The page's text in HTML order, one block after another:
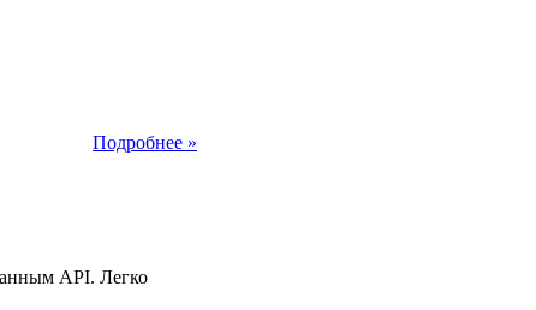
Подробнее »
API. Легко